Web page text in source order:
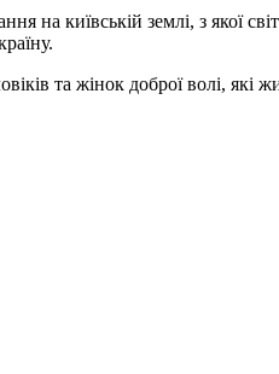
на київській землі, з якої
та жінок доброї волі, які